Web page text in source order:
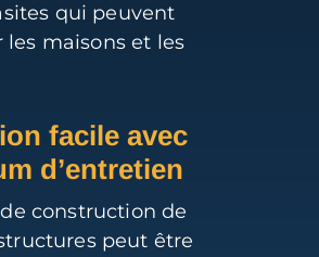
qui peuvent
maisons et les
facile avec
d’entretien
construction de
peut être